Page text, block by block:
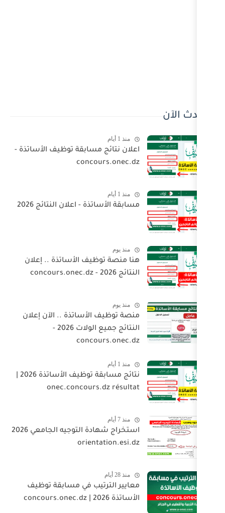
اعلان نتائج مسابقة توظيف الأساتذة -
concours.onec.dz
مسابقة الأساتذة - اعلان النتائج 2026
منذ يوم
هنا منصة توظيف الأساتذة .. إعلان
النتائج 2026 - concours.onec.dz
منذ يوم
منصة توظيف الأساتذة .. الآن إعلان
النتائج جميع الولات 2026 -
concours.onec.dz
نتائج مسابقة توظيف الأساتذة 2026 |
onec.concours.dz résultat
استخراج شهادة التوجيه الجامعي 2026
orientation.esi.dz
معايير الترتيب في مسابقة توظيف
الأساتذة 2026 | concours.onec.dz